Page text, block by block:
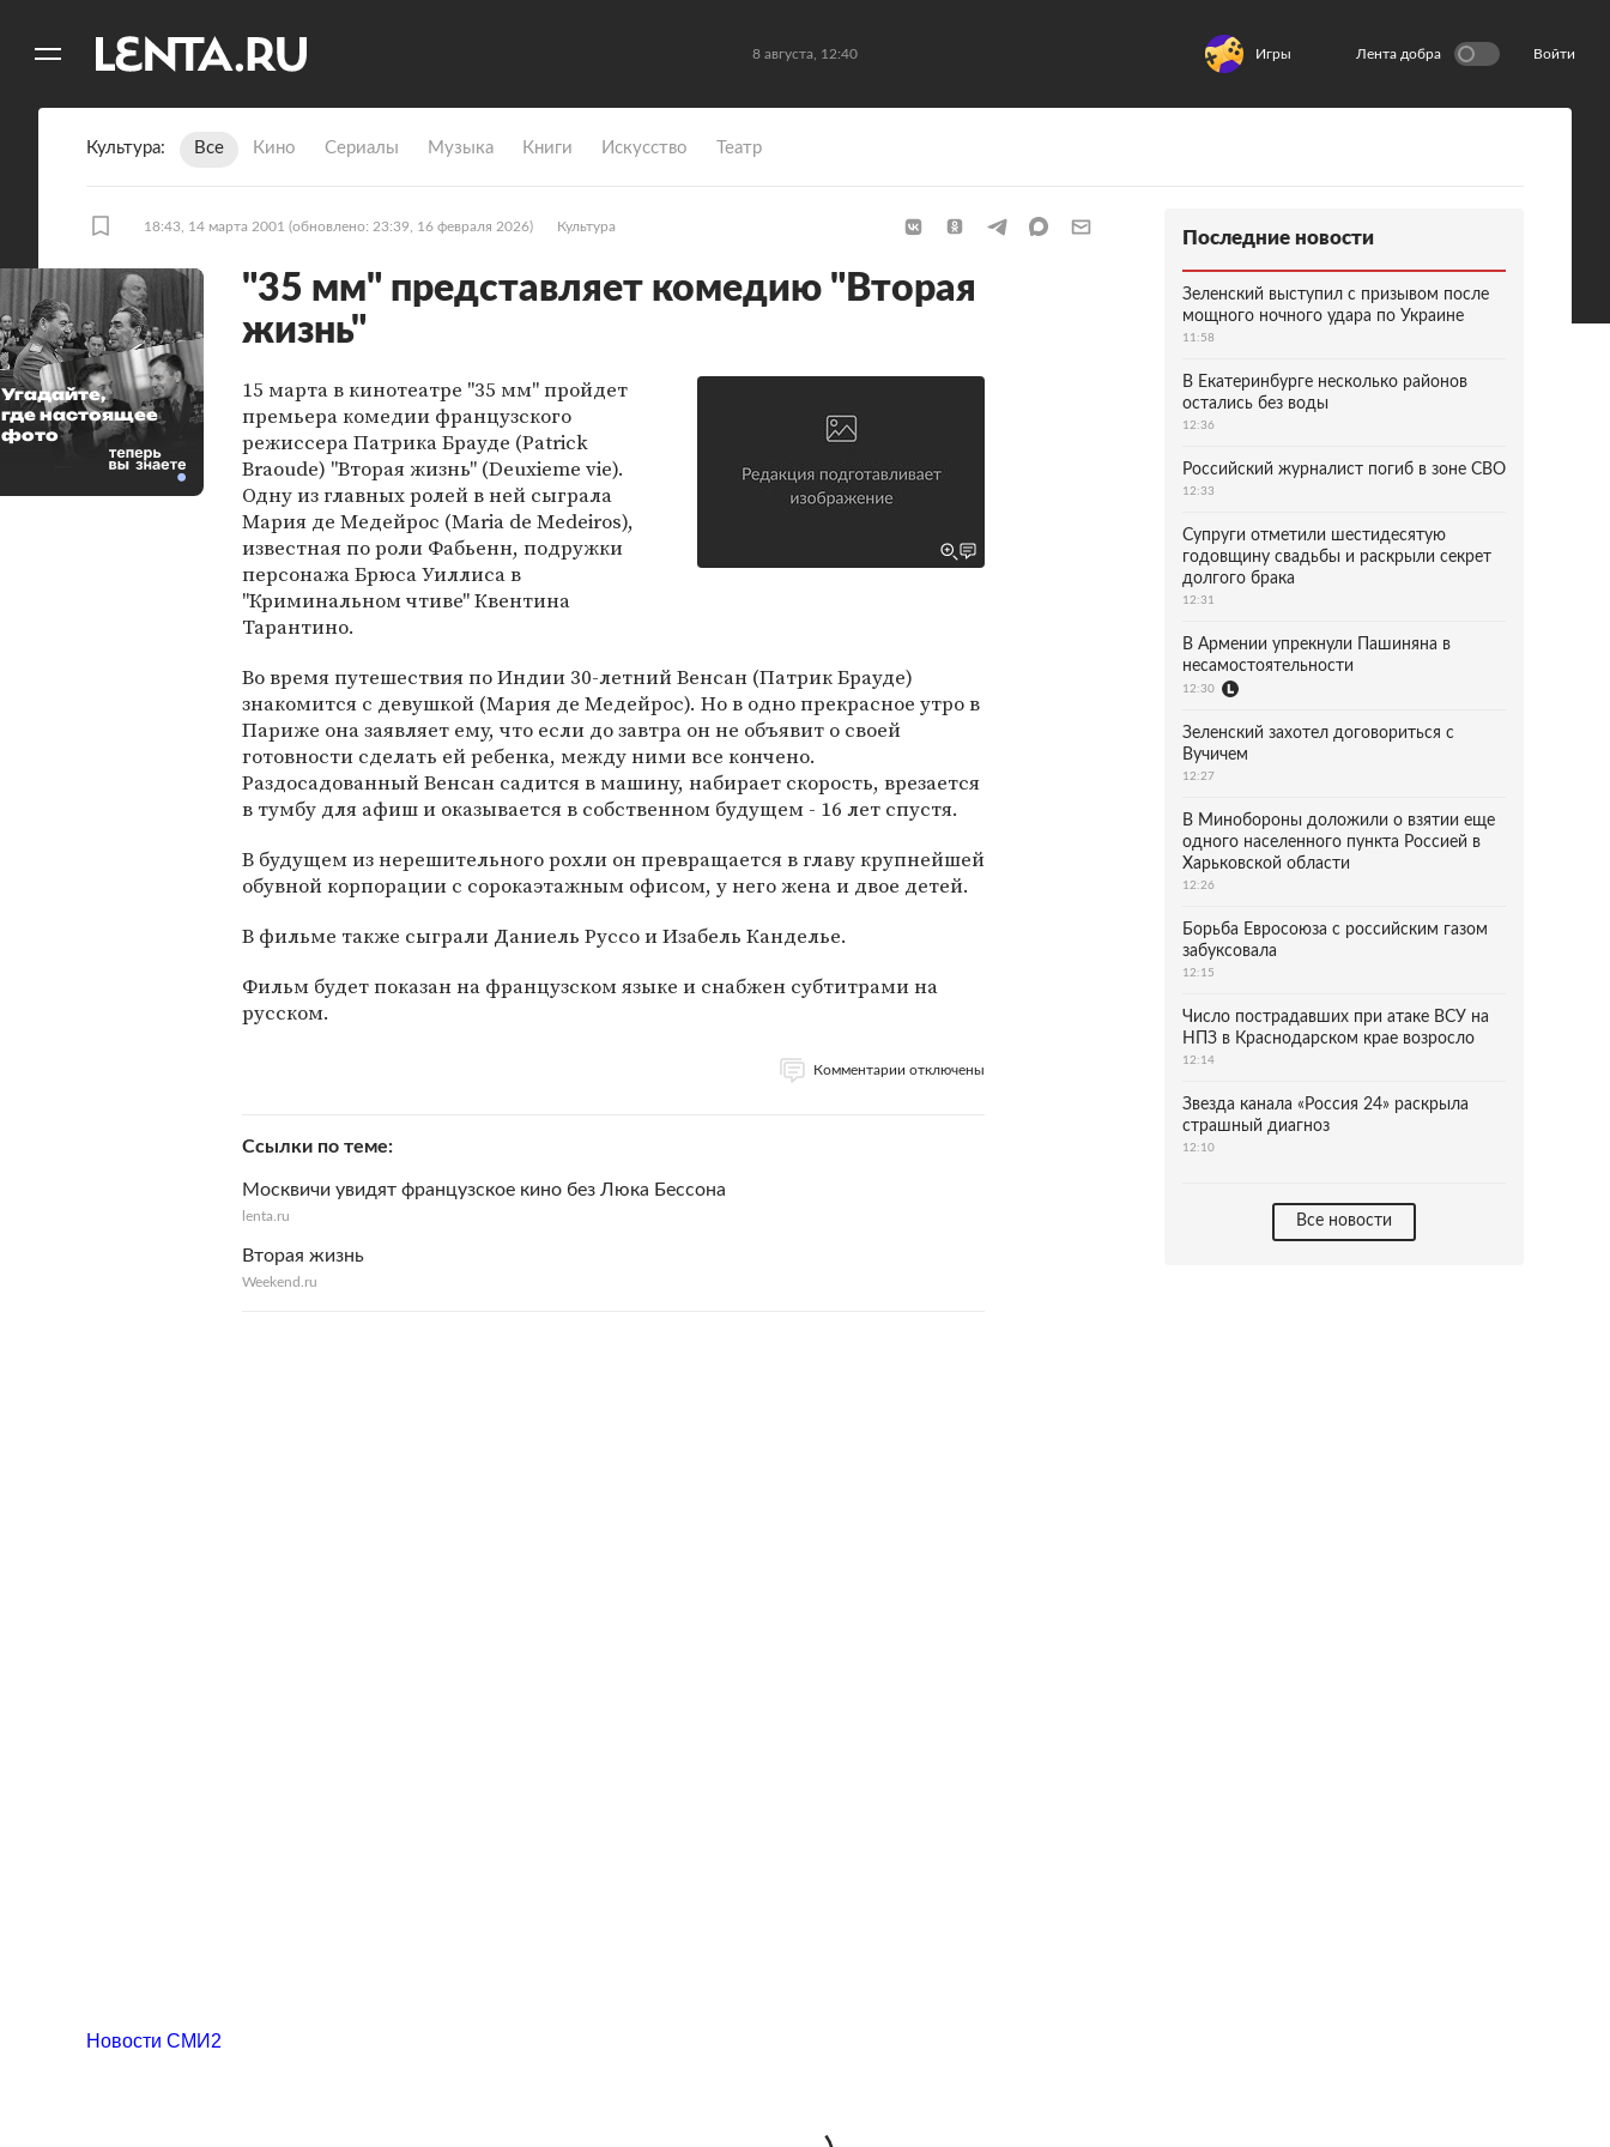
8 августа, 12:40 Игры Лента добра Войти
Культура Все Кино Сериалы Музыка Книги Искусство Театр
18:43, 14 марта 2001 (обновлено: 23:39, 16 февраля 2026) Культура
"35 мм" представляет комедию "Вторая
жизнь"
15 марта в кинотеатре "35 мм" пройдет
премьера комедии французского
режиссера Патрика Брауде (Patrick
Braoude) "Вторая жизнь" (Deuxieme vie).
Одну из главных ролей в ней сыграла
Мария де Медейрос (Maria de Medeiros),
известная по роли Фабьенн, подружки
персонажа Брюса Уиллиса в
"Криминальном чтиве" Квентина
Тарантино.
Во время путешествия по Индии 30-летний Венсан (Патрик Брауде)
знакомится с девушкой (Мария де Медейрос). Но в одно прекрасное утро в
Париже она заявляет ему, что если до завтра он не объявит о своей
готовности сделать ей ребенка, между ними все кончено.
Раздосадованный Венсан садится в машину, набирает скорость, врезается
в тумбу для афиш и оказывается в собственном будущем - 16 лет спустя.
В будущем из нерешительного рохли он превращается в главу крупнейшей
обувной корпорации с сорокаэтажным офисом, у него жена и двое детей.
В фильме также сыграли Даниель Руссо и Изабель Канделье.
Фильм будет показан на французском языке и снабжен субтитрами на
русском.
Комментарии отключены
Ссылки по теме
Москвичи увидят французское кино без Люка Бессона
lenta.ru
Вторая жизнь
Weekend.ru
Угадайте,
где настоящее
фото
Последние новости
Зеленский выступил с призывом после
мощного ночного удара по Украине
11:58
В Екатеринбурге несколько районов
остались без воды
12:36
Российский журналист погиб в зоне СВО
12:33
Супруги отметили шестидесятую
годовщину свадьбы и раскрыли секрет
долгого брака
12:31
В Армении упрекнули Пашиняна в
несамостоятельности
12:30
Зеленский захотел договориться с
Вучичем
12:27
В Минобороны доложили о взятии еще
одного населенного пункта Россией в
Харьковской области
12:26
Борьба Евросоюза с российским газом
забуксовала
12:15
Число пострадавших при атаке ВСУ на
НПЗ в Краснодарском крае возросло
12:14
Звезда канала «Россия 24» раскрыла
страшный диагноз
12:10
Все новости
Новости СМИ2